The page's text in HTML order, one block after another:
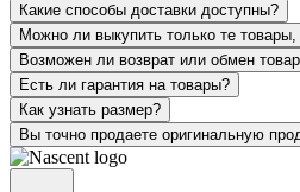
Какие способы доставки доступны?
Можно ли выкупить только те
Возможен ли возврат или обмен
Есть ли гарантия на товары?
Как узнать размер?
Вы точно продаете оригинальную